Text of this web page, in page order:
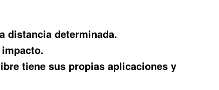
distancia determinada.
tiene sus propias aplicaciones y